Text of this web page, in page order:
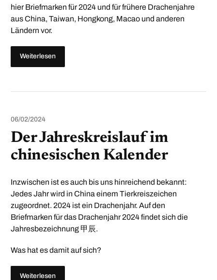
hier Briefmarken für 2024 und für frühere Drachenjahre
aus China, Taiwan, Hongkong, Macao und anderen
Ländern vor.
Weiterlesen
06/02/2024
Der Jahreskreislauf im
chinesischen Kalender
Inzwischen ist es auch bis uns hinreichend bekannt:
Jedes Jahr wird in China einem Tierkreiszeichen
zugeordnet. 2024 ist ein Drachenjahr. Auf den
Briefmarken für das Drachenjahr 2024 findet sich die
Jahresbezeichnung 甲辰.
Was hat es damit auf sich?
Weiterlesen